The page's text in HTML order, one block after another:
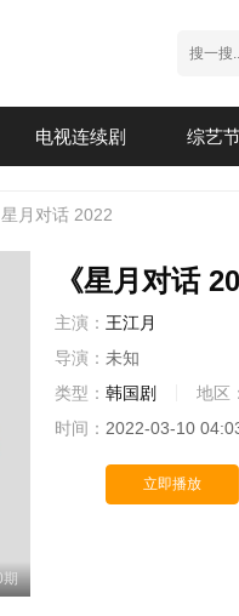
电视连续剧 综艺
星月对话 2022
期
《星月对话
主演： 王江月
导演： 未知
类型： 韩国剧 地区：
时间： 2022-03-10
立即播放